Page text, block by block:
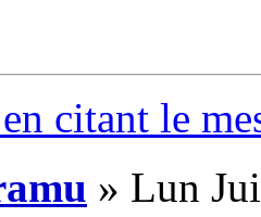
citant le
» Lun